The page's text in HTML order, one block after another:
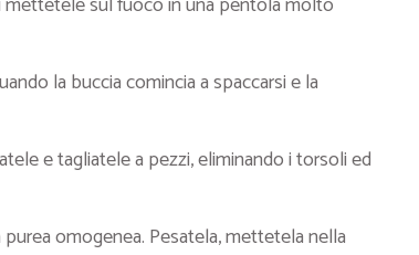
la buccia comincia a spaccarsi e la
e tagliatele a pezzi, eliminando i torsoli ed
omogenea. Pesatela, mettetela nella